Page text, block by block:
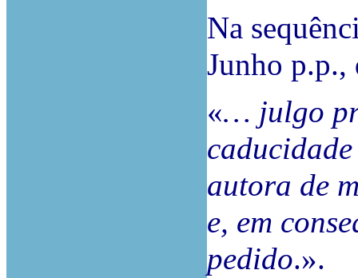
Na
Junho p.p.,
«… julgo
autora de
e, em
pedido.».